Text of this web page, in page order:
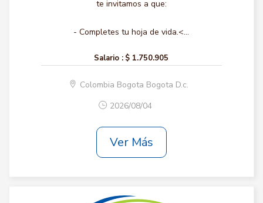
te invitamos a que:
- Completes tu hoja de vida.<...
Salario : $ 1.750.905
Colombia Bogota Bogota D.c.
2026/08/04
Ver Más